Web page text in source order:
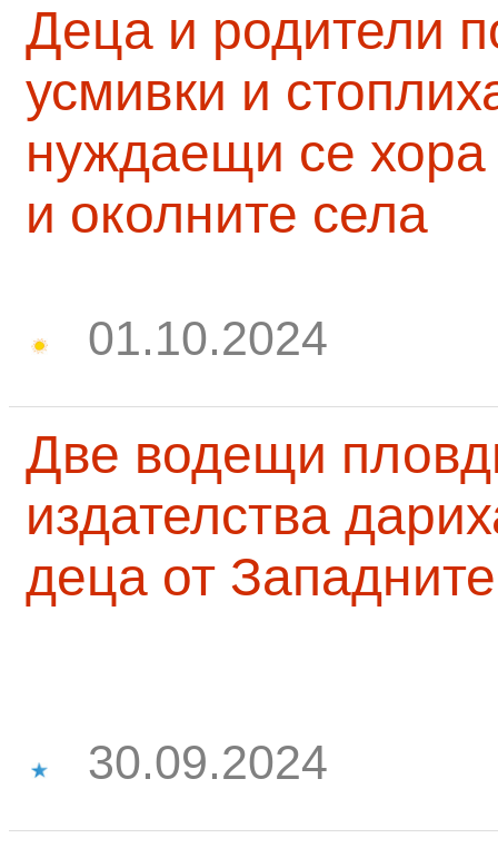
Деца и родители
усмивки и
нуждаещи се
и околните села
01.10.2024
Две водещи
издателства
деца от
30.09.2024